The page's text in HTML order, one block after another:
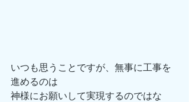
いつも思うことですが、無事に工事を
進めるのは
神様にお願いして実現するのではな